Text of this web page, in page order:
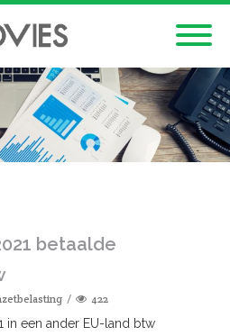
betaalde
422
in een ander EU-land btw